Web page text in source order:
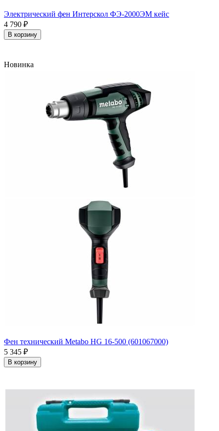
Электрический фен Интерскол ФЭ-2000ЭМ кейс
4 790 ₽
В корзину
Новинка
Фен технический Metabo HG 16-500 (601067000)
5 345 ₽
В корзину